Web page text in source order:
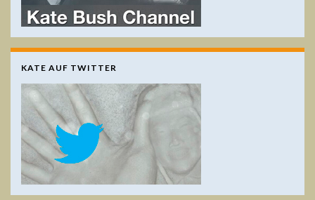
KATE AUF TWITTER